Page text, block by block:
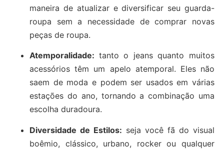
maneira de atualizar e diversificar seu guarda-
roupa sem a necessidade de comprar novas
peças de roupa.
Atemporalidade: tanto o jeans quanto muitos
acessórios têm um apelo atemporal. Eles não
saem de moda e podem ser usados em várias
estações do ano, tornando a combinação uma
escolha duradoura.
Diversidade de Estilos: seja você fã do visual
boêmio, clássico, urbano, rocker ou qualquer